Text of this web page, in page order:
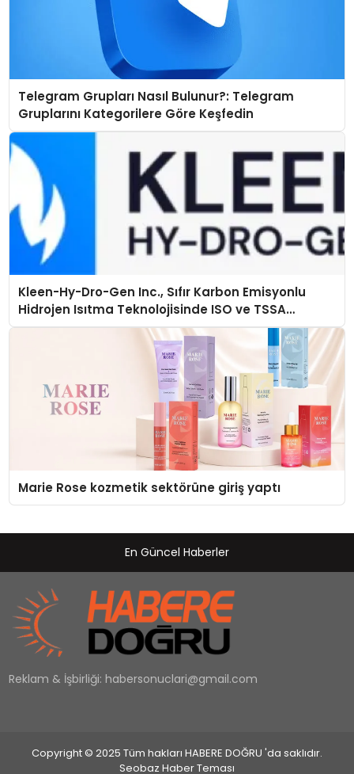
Telegram Grupları Nasıl Bulunur?: Telegram
Gruplarını Kategorilere Göre Keşfedin
Kleen-Hy-Dro-Gen Inc., Sıfır Karbon Emisyonlu
Hidrojen Isıtma Teknolojisinde ISO ve TSSA
Düzenleyici Onaylarını Aldı
Marie Rose kozmetik sektörüne giriş yaptı
En Güncel Haberler
Reklam & İşbirliği: habersonuclari@gmail.com
Copyright © 2025 Tüm hakları HABERE DOĞRU 'da saklıdır.
Seobaz Haber Teması